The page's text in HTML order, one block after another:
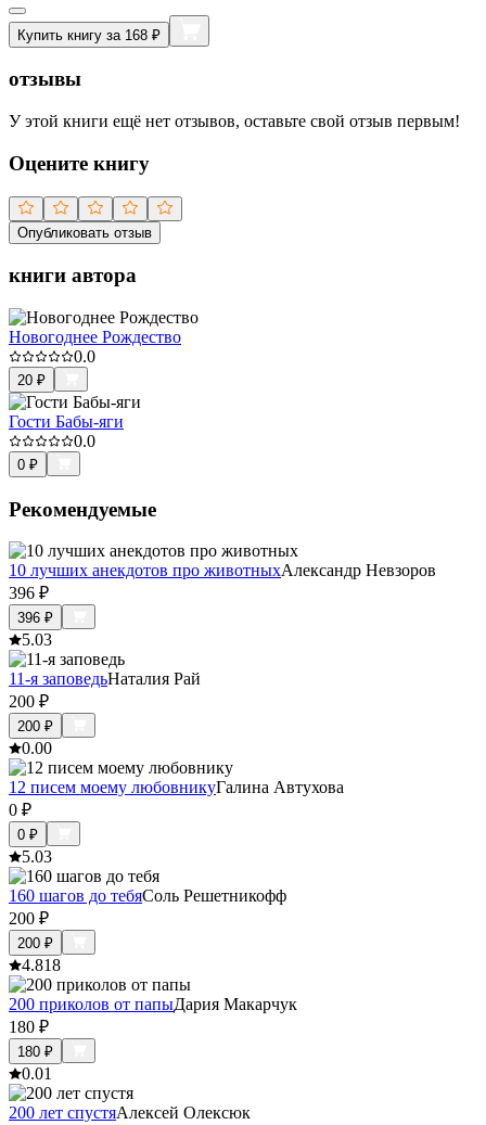
Купить книгу за 168 ₽
отзывы
У этой книги ещё нет отзывов, оставьте свой отзыв первым!
Оцените книгу
Опубликовать отзыв
книги автора
Новогоднее Рождество
0.0
20 ₽
Гости Бабы-яги
0.0
0 ₽
Рекомендуемые
10 лучших анекдотов про животныхАлександр Невзоров
396 ₽
396 ₽
5.03
11-я заповедьНаталия Рай
200 ₽
200 ₽
0.00
12 писем моему любовникуГалина Автухова
0 ₽
0 ₽
5.03
160 шагов до тебяСоль Решетникофф
200 ₽
200 ₽
4.818
200 приколов от папыДария Макарчук
180 ₽
180 ₽
0.01
200 лет спустяАлексей Олексюк